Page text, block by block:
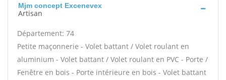
Mjm concept Excenevex
Artisan
Département: 74
Petite maçonnerie - Volet battant / Volet roulant en
aluminium - Volet battant / Volet roulant en PVC - Porte /
Fenêtre en bois - Porte intérieure en bois - Volet battant